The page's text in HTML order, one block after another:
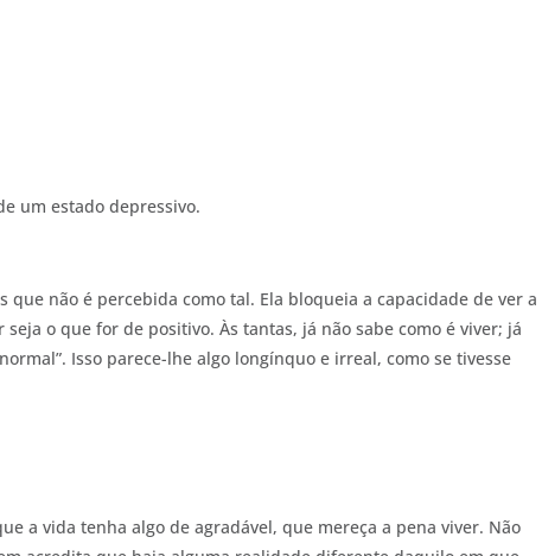
um estado depressivo.
não é percebida como tal. Ela bloqueia a capacidade de ver a
o que for de positivo. Às tantas, já não sabe como é viver; já
Isso parece-lhe algo longínquo e irreal, como se tivesse
a vida tenha algo de agradável, que mereça a pena viver. Não